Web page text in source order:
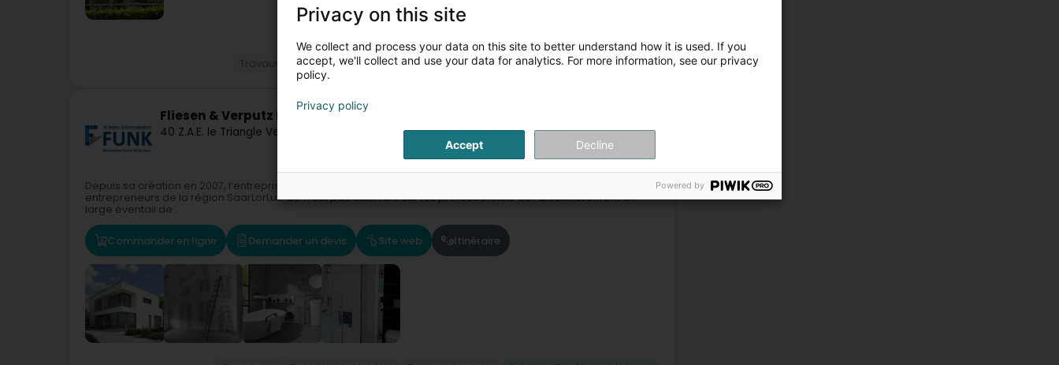
Façade Entreprise de façade
Construction générale
Travaux de ravalement et de revêtement façade
Peinture, Revêtement mural
Fliesen & Verputz Funk Sàrl
40 Z.A.E. le Triangle Vert Ellange (Elleng)
Depuis sa création en 2007, l’entreprise Fliesen & Verputz Funk S.à r.l. est la première adresse pour tous les
entrepreneurs de la région SaarLorLux. Ce n’est pas étonnant car les professionnels de l’artisanat offrent un
large éventail de...
Commander en ligne Demander un devis Site web Itinéraire
Privacy on this site
We collect and process your data on this site to better understand how it is used. If you
accept, we'll collect and use your data for analytics. For more information, see our privacy
policy.
Privacy policy
Accept Decline
Powered by